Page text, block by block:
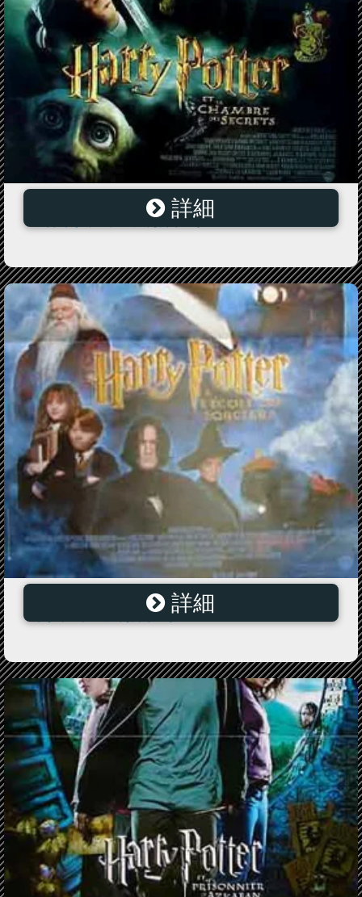
ハリー・ポッターと秘密の部屋 ＝Sサイズ＝ポスタ
ー 映画 ヴィンテージ 海外ポスター
詳細
ハリー・ポッターと賢者の石 ＝Sサイズ＝ポスター 映
画 ヴィンテージ 海外ポスター
詳細